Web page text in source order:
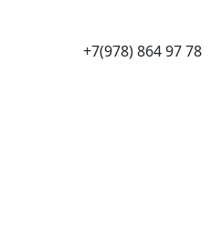
+7(978) 864 97 78